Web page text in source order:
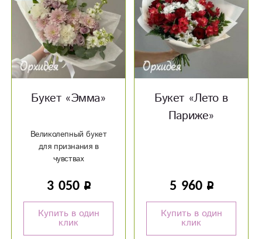
Букет «Эмма»
Великолепный букет
для признания в
чувствах
3 050
Купить в один
клик
Букет «Лето в
Париже»
5 960
Купить в один
клик